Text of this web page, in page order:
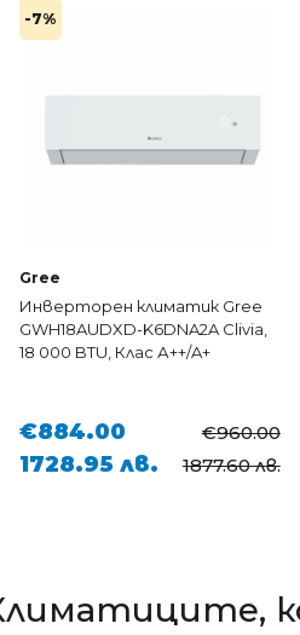
-7%
Gree
Инверторен климатик Gree
GWH18AUDXD-K6DNA2A Clivia,
18 000 BTU, Клас А++/A+
€884.00 €960.00
1728.95 лв. 1877.60 лв.